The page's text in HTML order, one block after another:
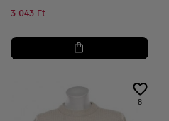
3 043 Ft
8